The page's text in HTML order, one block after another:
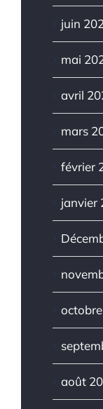
juin
mai
avril
mars
février
janvier
août